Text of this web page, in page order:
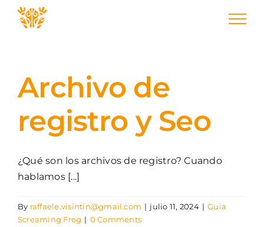
Skip
Archivo de
registro y Seo
¿Qué son los archivos de registro? Cuando
hablamos [...]
By raffaele.visintin@gmail.com | julio 11, 2024 | Guia
Screaming Frog | 0 Comments